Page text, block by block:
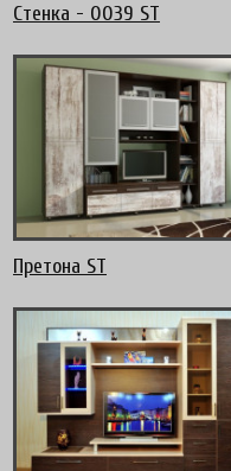
Стенка - 0039 ST
Претона ST